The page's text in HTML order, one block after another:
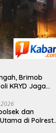
Brimob
KRYD Jaga
dan
di